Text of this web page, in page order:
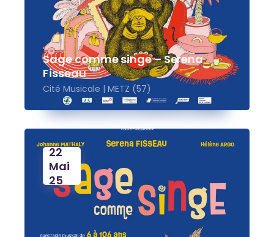
Sage comme singe – Serena
Fisseau
Cité Musicale | METZ (57)
22
Mai
25